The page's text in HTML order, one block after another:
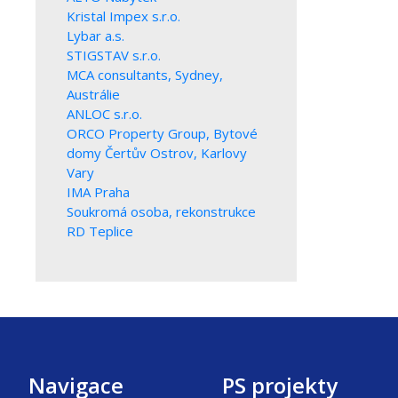
Kristal Impex s.r.o.
Lybar a.s.
STIGSTAV s.r.o.
MCA consultants, Sydney,
Austrálie
ANLOC s.r.o.
ORCO Property Group, Bytové
domy Čertův Ostrov, Karlovy
Vary
IMA Praha
Soukromá osoba, rekonstrukce
RD Teplice
Navigace PS projekty